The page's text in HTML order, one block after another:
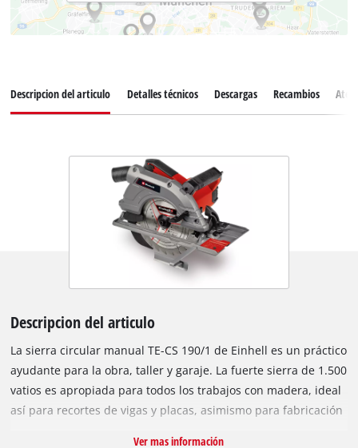
Descripcion del articulo Detalles técnicos Descargas Recambios
Descripcion del articulo
La sierra circular manual TE-CS 190/1 de Einhell es un práctico
ayudante para la obra, taller y garaje. La fuerte sierra de 1.500
vatios es apropiada para todos los trabajos con madera, ideal
así para recortes de vigas y placas, asimismo para fabricación
Ver mas información